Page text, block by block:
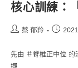
核心訓練：
蔡 郁羚
先由 ＃脊椎正中位 的
擺...